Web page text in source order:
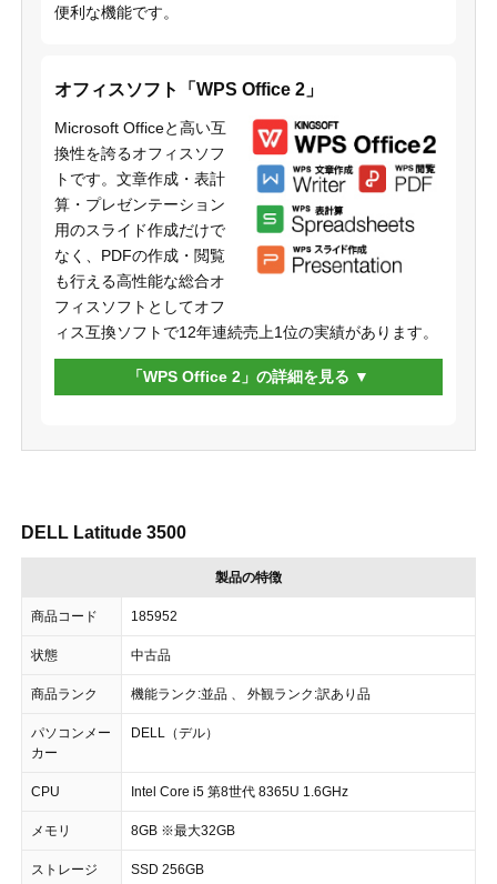
便利な機能です。
オフィスソフト「WPS Office 2」
Microsoft Officeと高い互
換性を誇るオフィスソフ
トです。文章作成・表計
算・プレゼンテーション
用のスライド作成だけで
なく、PDFの作成・閲覧
も行える高性能な総合オ
フィスソフトとしてオフ
ィス互換ソフトで12年連続売上1位の実績があります。
「WPS Office 2」の詳細を見る
DELL Latitude 3500
製品の特徴
商品コード 185952
状態 中古品
商品ランク 機能ランク:並品 、 外観ランク:訳あり品
パソコンメー
カー
DELL（デル）
CPU Intel Core i5 第8世代 8365U 1.6GHz
メモリ 8GB ※最大32GB
ストレージ SSD 256GB